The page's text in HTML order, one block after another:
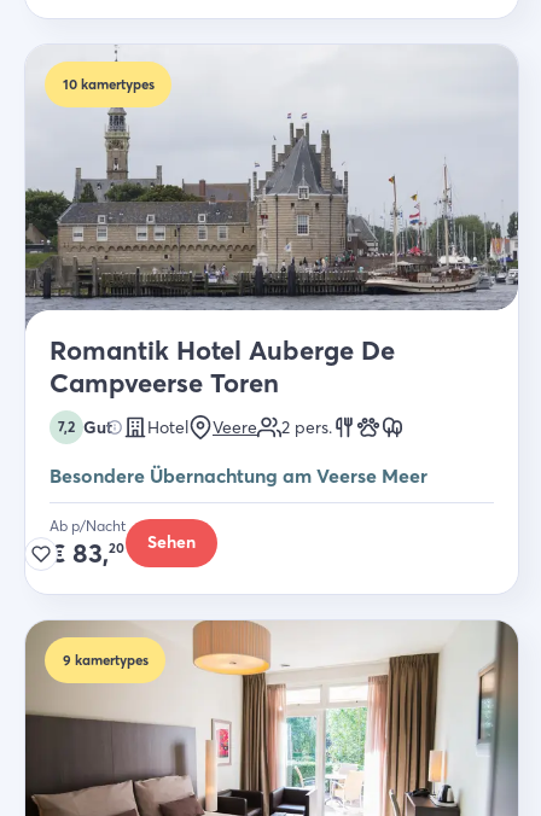
10 kamertypes
Romantik Hotel Auberge De
Campveerse Toren
7,2 Gut Hotel Veere 2 pers.
Besondere Übernachtung am Veerse Meer
Ab p/Nacht
€ 83,20 Sehen
9 kamertypes